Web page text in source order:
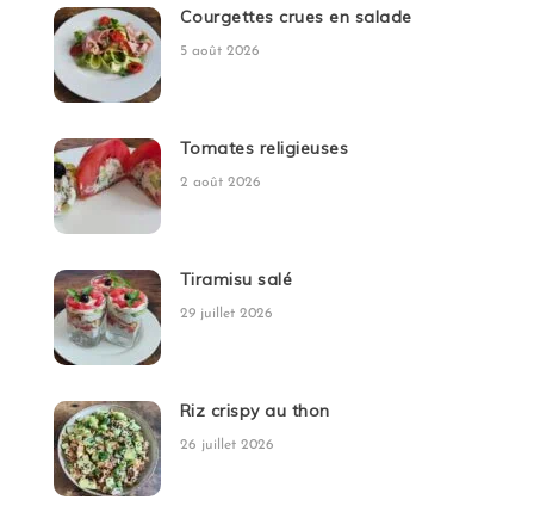
Courgettes crues en salade
5 août 2026
Tomates religieuses
2 août 2026
Tiramisu salé
29 juillet 2026
Riz crispy au thon
26 juillet 2026